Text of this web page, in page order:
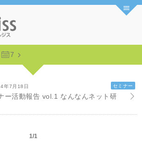
7
年7月18日 セミナー
ー活動報告 vol.1 なんなんネット研
1/1